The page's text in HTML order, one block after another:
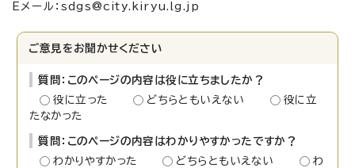
Eメール：sdgs@city.kiryu.lg.jp
ご意見をお聞かせください
質問：このページの内容は役に立ちましたか？
役に立った
どちらともいえない
役に立
たなかった
質問：このページの内容はわかりやすかったですか？
わかりやすかった
どちらともいえない
わ